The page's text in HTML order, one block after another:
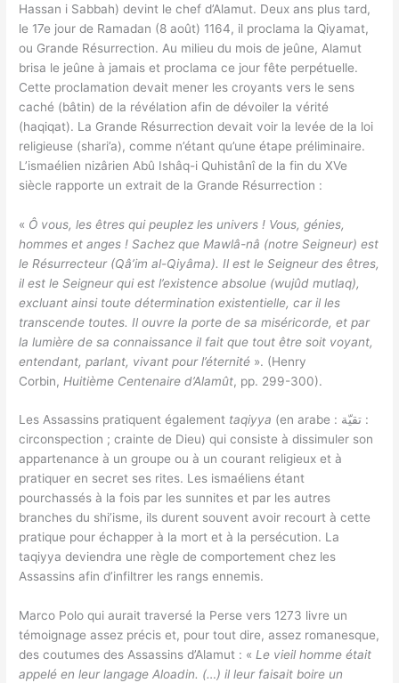
Hassan i Sabbah) devint le chef d’Alamut. Deux ans plus tard,
le 17e jour de Ramadan (8 août) 1164, il proclama la Qiyamat,
ou Grande Résurrection. Au milieu du mois de jeûne, Alamut
brisa le jeûne à jamais et proclama ce jour fête perpétuelle.
Cette proclamation devait mener les croyants vers le sens
caché (bâtin) de la révélation afin de dévoiler la vérité
(haqiqat). La Grande Résurrection devait voir la levée de la loi
religieuse (shari’a), comme n’étant qu’une étape préliminaire.
L’ismaélien nizârien Abû Ishâq-i Quhistânî de la fin du XVe
siècle rapporte un extrait de la Grande Résurrection :
« Ô vous, les êtres qui peuplez les univers ! Vous, génies,
hommes et anges ! Sachez que Mawlâ-nâ (notre Seigneur) est
le Résurrecteur (Qâ’im al-Qiyâma). Il est le Seigneur des êtres,
il est le Seigneur qui est l’existence absolue (wujûd mutlaq),
excluant ainsi toute détermination existentielle, car il les
transcende toutes. Il ouvre la porte de sa miséricorde, et par
la lumière de sa connaissance il fait que tout être soit voyant,
entendant, parlant, vivant pour l’éternité ». (Henry
Corbin, Huitième Centenaire d’Alamût, pp. 299-300).
Les Assassins pratiquent également taqiyya (en arabe : تقيّة :
circonspection ; crainte de Dieu) qui consiste à dissimuler son
appartenance à un groupe ou à un courant religieux et à
pratiquer en secret ses rites. Les ismaéliens étant
pourchassés à la fois par les sunnites et par les autres
branches du shi’isme, ils durent souvent avoir recourt à cette
pratique pour échapper à la mort et à la persécution. La
taqiyya deviendra une règle de comportement chez les
Assassins afin d’infiltrer les rangs ennemis.
Marco Polo qui aurait traversé la Perse vers 1273 livre un
témoignage assez précis et, pour tout dire, assez romanesque,
des coutumes des Assassins d’Alamut : «Le vieil homme était
appelé en leur langage Aloadin. (…) il leur faisait boire un